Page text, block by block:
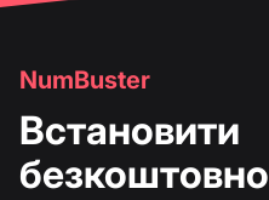
NumBuster
Встановити
безкоштовно